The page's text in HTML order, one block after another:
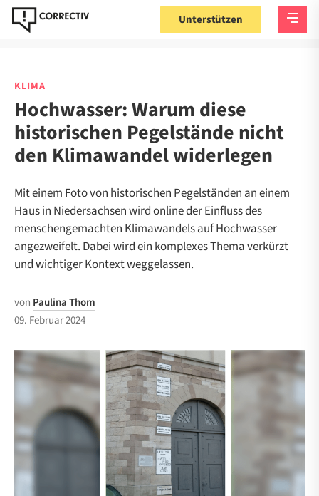
Unterstützen
KLIMA
Hochwasser: Warum diese
historischen Pegelstände nicht
den Klimawandel widerlegen
Mit einem Foto von historischen Pegelständen an einem
Haus in Niedersachsen wird online der Einfluss des
menschengemachten Klimawandels auf Hochwasser
angezweifelt. Dabei wird ein komplexes Thema verkürzt
und wichtiger Kontext weggelassen.
von Paulina Thom
09. Februar 2024